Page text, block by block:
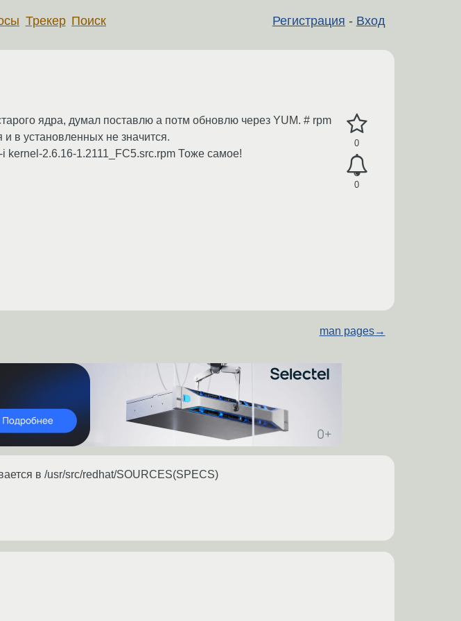
Регистрация - Вход
Трекер Поиск
0
0
ядра, думал поставлю а потм обновлю через YUM. # rpm
в установленных не значится.
kernel-2.6.16-1.2111_FC5.src.rpm Тоже самое!
man pages→
в /usr/src/redhat/SOURCES(SPECS)